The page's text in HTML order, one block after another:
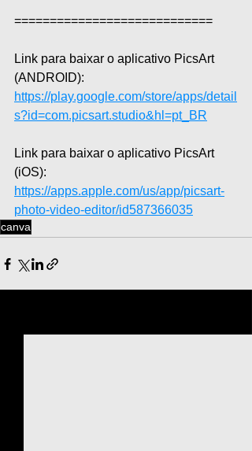
============================
Link para baixar o aplicativo PicsArt
(ANDROID):
https://play.google.com/store/apps/detail
s?id=com.picsart.studio&hl=pt_BR
Link para baixar o aplicativo PicsArt
(iOS):
https://apps.apple.com/us/app/picsart-
photo-video-editor/id587366035
canva